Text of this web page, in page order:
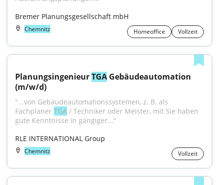
Bremer Planungsgesellschaft mbH
Chemnitz Homeoffice Vollzeit
Planungsingenieur TGA Gebäudeautomation
(m/w/d)
"...von Gebäudeautomationssystemen, z. B. als
Fachplaner TGA / Techniker oder Meister, mit Sie haben
gute Kenntnisse in gängiger..."
RLE INTERNATIONAL Group
Chemnitz Vollzeit